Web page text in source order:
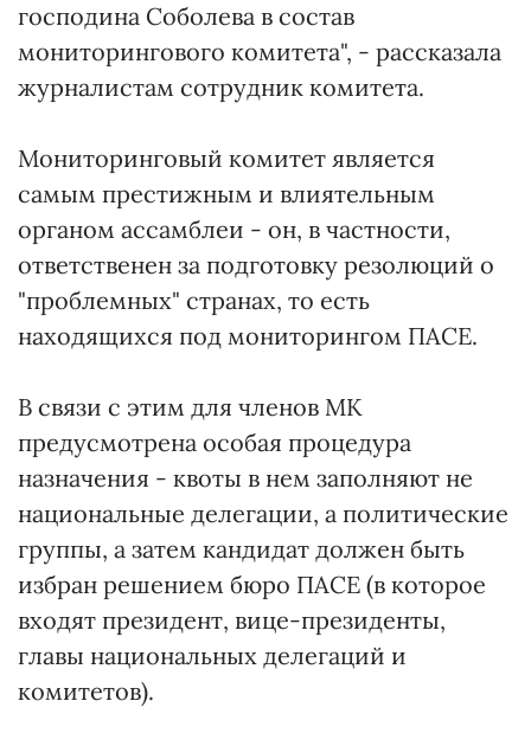
господина Соболева в состав
мониторингового комитета", - рассказала
журналистам сотрудник комитета.
Мониторинговый комитет является
самым престижным и влиятельным
органом ассамблеи - он, в частности,
ответственен за подготовку резолюций о
"проблемных" странах, то есть
находящихся под мониторингом ПАСЕ.
В связи с этим для членов МК
предусмотрена особая процедура
назначения - квоты в нем заполняют не
национальные делегации, а политические
группы, а затем кандидат должен быть
избран решением бюро ПАСЕ (в которое
входят президент, вице-президенты,
главы национальных делегаций и
комитетов).